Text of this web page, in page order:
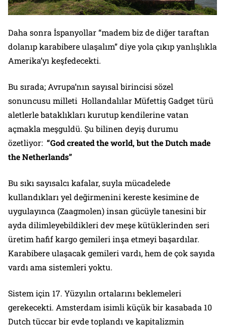
Daha sonra İspanyollar “madem biz de diğer taraftan
dolanıp karabibere ulaşalım” diye yola çıkıp yanlışlıkla
Amerika’yı keşfedecekti.
Bu sırada; Avrupa’nın sayısal birincisi sözel
sonuncusu milleti Hollandalılar Müfettiş Gadget türü
aletlerle bataklıkları kurutup kendilerine vatan
açmakla meşguldü. Şu bilinen deyiş durumu
özetliyor: “God created the world, but the Dutch made
the Netherlands”
Bu sıkı sayısalcı kafalar, suyla mücadelede
kullandıkları yel değirmenini kereste kesimine de
uygulayınca (Zaagmolen) insan gücüyle tanesini bir
ayda dilimleyebildikleri dev meşe kütüklerinden seri
üretim hafif kargo gemileri inşa etmeyi başardılar.
Karabibere ulaşacak gemileri vardı, hem de çok sayıda
vardı ama sistemleri yoktu.
Sistem için 17. Yüzyılın ortalarını beklemeleri
gerekecekti. Amsterdam isimli küçük bir kasabada 10
Dutch tüccar bir evde toplandı ve kapitalizmin